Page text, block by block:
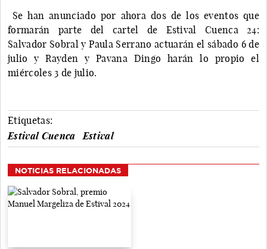
Se han anunciado por ahora dos de los eventos que
formarán parte del cartel de Estival Cuenca 24:
Salvador Sobral y Paula Serrano actuarán el sábado 6 de
julio y Rayden y Pavana Dingo harán lo propio el
miércoles 3 de julio.
Etiquetas:
Estival Cuenca
Estival
NOTICIAS RELACIONADAS